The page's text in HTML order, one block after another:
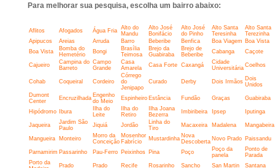
Para melhorar sua pesquisa, escolha um bairro abaixo:
Aflitos Afogados Água Fria
Alto do
Mandu
Alto José
Bonifácio
Alto José
do Pinho
Alto Santa
Teresinha
Alto Santa
Terezinha
Apipucos
Areias Arruda Barro Beberibe Benfica Boa Viagem Boa Vista
Boa Vista
Bomba do
Hemetério
Bongi
Brasília
Teimosa
Brejo da
Guabiraba
Brejo de
Beberibe
Cabanga Caçote
Cajueiro
Campina do
Barreto
Campo
Grande
Casa
Amarela
Casa Forte Caxangá
Cidade
Universitária Coelhos
Cohab Coqueiral Cordeiro
Córrego
do
Jenipapo
Curado Derby Dois Irmãos Dois
Unidos
Dumont
Center
Encruzilhada Engenho
do Meio
Espinheiro Estância Fundão Graças Guabiraba
Hipódromo Ibura
Ilha do
Leite
Ilha do
Retiro
Ilha Joana
Bezerra
Imbiribeira Ipsep Iputinga
Jaqueira
Jardim São
Paulo
Jiquiá Jordão
Linha do
Tiro
Macaxeira Madalena Mangabeira
Mangueira Monteiro
Morro da
Conceição
Mosenhor
Fabrício
Mustardinha Nova
Descoberta Novo Prado Paissandu
Parnamirim Passarinho Pau-Ferro Peixinhos Pina Poço
Poço da
panela
Ponto de
Parada
Porto da
Prado Prado Recife Rosarinho Sancho San Martin Santana